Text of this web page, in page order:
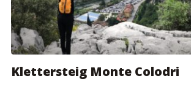
Klettersteig Monte Colodri